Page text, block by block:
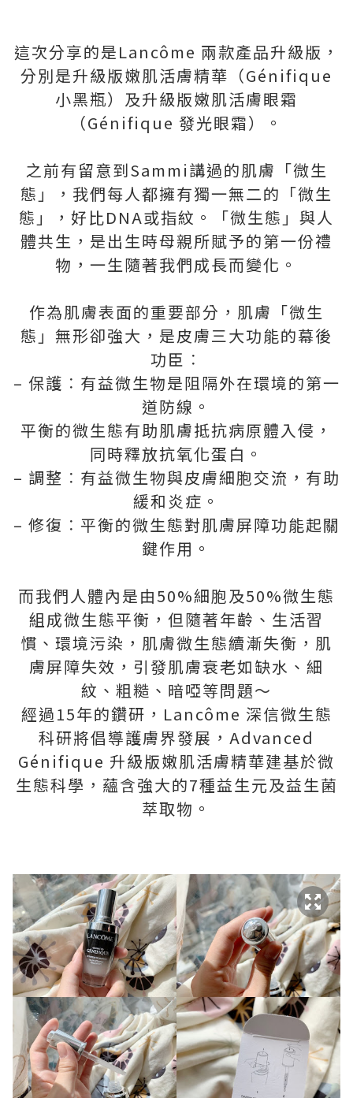
這次分享的是Lancôme 兩款產品升級版，
分別是升級版嫩肌活膚精華（Génifique
小黑瓶）及升級版嫩肌活膚眼霜
（Génifique 發光眼霜）。
之前有留意到Sammi講過的肌膚「微生
態」，我們每人都擁有獨一無二的「微生
態」，好比DNA或指紋。「微生態」與人
體共生，是出生時母親所賦予的第一份禮
物，一生隨著我們成長而變化。
作為肌膚表面的重要部分，肌膚「微生
態」無形卻強大，是皮膚三大功能的幕後
功臣︰
– 保護︰有益微生物是阻隔外在環境的第一
道防線。
平衡的微生態有助肌膚抵抗病原體入侵，
同時釋放抗氧化蛋白。
– 調整︰有益微生物與皮膚細胞交流，有助
緩和炎症。
– 修復︰平衡的微生態對肌膚屏障功能起關
鍵作用。
而我們人體內是由50%細胞及50%微生態
組成微生態平衡，但隨著年齡、生活習
慣、環境污染，肌膚微生態續漸失衡，肌
膚屏障失效，引發肌膚衰老如缺水、細
紋、粗糙、暗啞等問題～
經過15年的鑽研，Lancôme 深信微生態
科研將倡導護膚界發展，Advanced
Génifique 升級版嫩肌活膚精華建基於微
生態科學，蘊含強大的7種益生元及益生菌
萃取物。